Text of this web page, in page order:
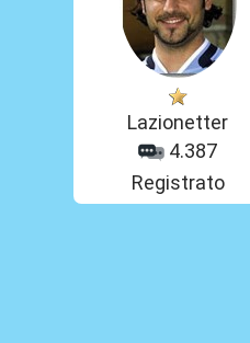
Lazionetter
4.387
Registrato